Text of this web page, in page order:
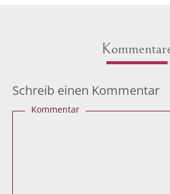
Schreib einen Kommentar
Kommentar